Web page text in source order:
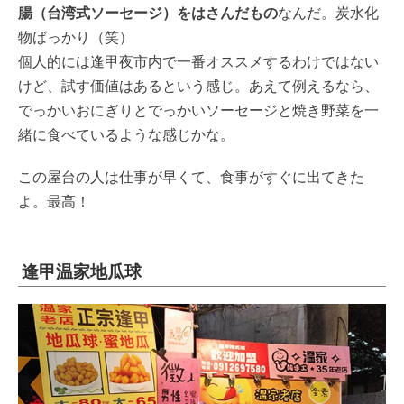
腸（台湾式ソーセージ）をはさんだものなんだ。炭水化
物ばっかり（笑）
個人的には逢甲夜市内で一番オススメするわけではない
けど、試す価値はあるという感じ。あえて例えるなら、
でっかいおにぎりとでっかいソーセージと焼き野菜を一
緒に食べているような感じかな。
この屋台の人は仕事が早くて、食事がすぐに出てきた
よ。最高！
逢甲温家地瓜球